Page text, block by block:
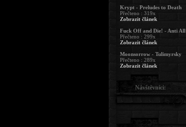
Krypt - Preludes to Death
Přečteno : 319x
Zobrazit článek
Fuck Off and Die! - Anti All
Přečteno : 299x
Zobrazit článek
Moonsorrow - Tulimyrsky
Přečteno : 289x
Zobrazit článek
Návštěvníci: